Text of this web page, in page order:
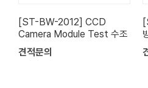
[ST-BW-2012] CCD
Camera Module Test 수조
견적문의